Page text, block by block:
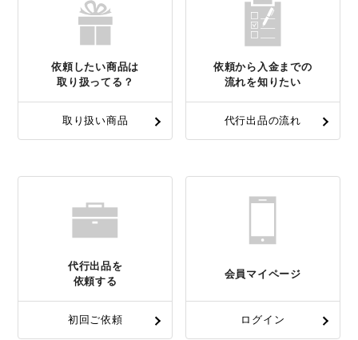
依頼したい商品は
取り扱ってる？
取り扱い商品
依頼から入金までの
流れを知りたい
代行出品の流れ
代行出品を
依頼する
初回ご依頼
会員マイページ
ログイン